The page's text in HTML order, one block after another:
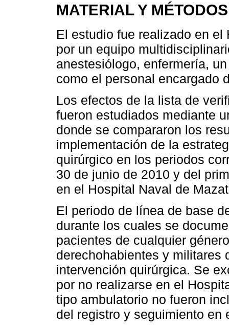
MATERIAL Y MÉTODOS
El estudio fue realizado en
por un equipo
anestesiólogo, enfermería,
como el personal encargado
Los efectos de la lista de
fueron estudiados mediante
donde se compararon los
implementación de la
quirúrgico en los periodos
30 de junio de 2010 y del
en el Hospital Naval de
El periodo de línea de base
durante los cuales se
pacientes de cualquier
derechohabientes y militares
intervención quirúrgica. Se
por no realizarse en el
tipo ambulatorio no fueron
del registro y seguimiento en